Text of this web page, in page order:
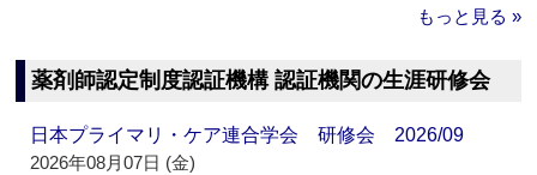
もっと見る »
薬剤師認定制度認証機構 認証機関の生涯研修会
日本プライマリ・ケア連合学会 研修会 2026/09
2026年08月07日 (金)